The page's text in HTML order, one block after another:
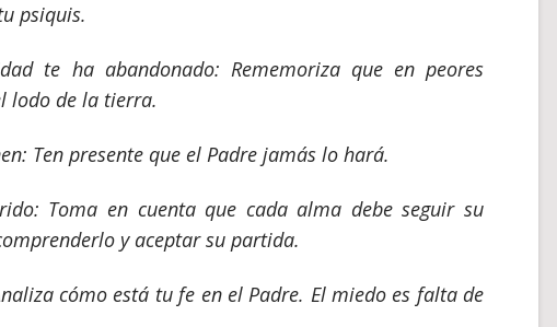
psiquis.
te ha abandonado: Rememoriza que en peores
lodo de la tierra.
Ten presente que el Padre jamás lo hará.
Toma en cuenta que cada alma debe seguir su
y aceptar su partida.
cómo está tu fe en el Padre. El miedo es falta de